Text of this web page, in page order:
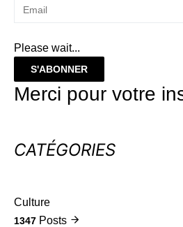
Please wait...
S'ABONNER
Merci pour votre
CATÉGORIES
Culture
1347 Posts